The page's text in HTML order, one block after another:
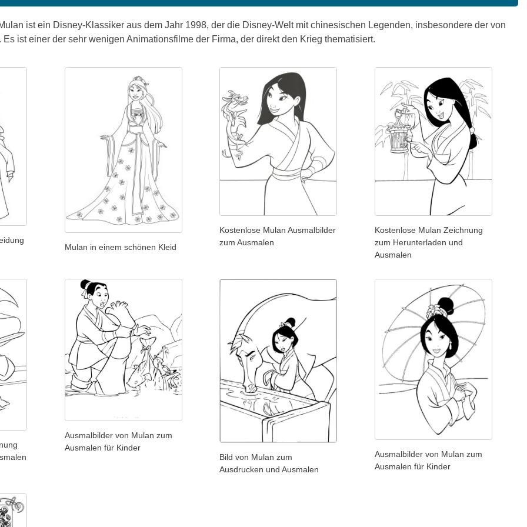
ist ein Disney-Klassiker aus dem Jahr 1998, der die Disney-Welt mit chinesischen Legenden, insbesondere der von
ist einer der sehr wenigen Animationsfilme der Firma, der direkt den Krieg thematisiert.
Mulan in einem schönen Kleid
Kostenlose Mulan Ausmalbilder
zum Ausmalen
Kostenlose Mulan Zeichnung
zum Herunterladen und
Ausmalen
Ausmalbilder von Mulan zum
Ausmalen für Kinder
Bild von Mulan zum
Ausdrucken und Ausmalen
Ausmalbilder von Mulan zum
Ausmalen für Kinder